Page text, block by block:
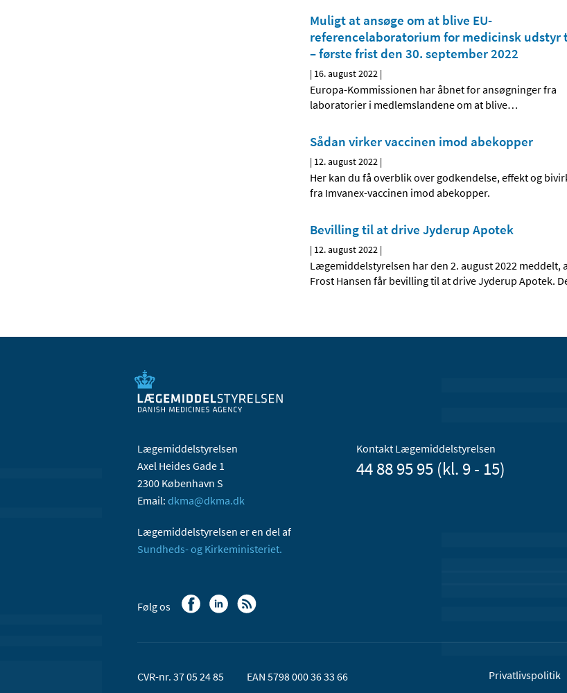
Muligt at ansøge om at blive EU-
referencelaboratorium for medicinsk udstyr
– første frist den 30. september 2022
| 16. august 2022 |
Europa-Kommissionen har åbnet for ansøgninger fra
laboratorier i medlemslandene om at blive…
Sådan virker vaccinen imod abekopper
| 12. august 2022 |
Her kan du få overblik over godkendelse, effekt og
fra Imvanex-vaccinen imod abekopper.
Bevilling til at drive Jyderup Apotek
| 12. august 2022 |
Lægemiddelstyrelsen har den 2. august 2022 meddelt,
Frost Hansen får bevilling til at drive Jyderup Apotek.
Lægemiddelstyrelsen
Axel Heides Gade 1
2300 København S
Email: dkma@dkma.dk
Lægemiddelstyrelsen er en del af
Sundheds- og Kirkeministeriet.
Kontakt Lægemiddelstyrelsen
44 88 95 95 (kl. 9 - 15)
Følg os
CVR-nr. 37 05 24 85 EAN 5798 000 36 33 66 Privatlivspolitik